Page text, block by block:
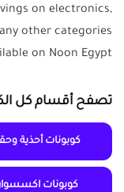
on electronics,
other categories
on Noon Egypt.
تصفح أقسام كل
كوبونات أحذية
كوبونات